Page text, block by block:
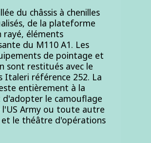
du châssis à chenilles
de la plateforme
éléments
du M110 A1. Les
de pointage et
sont restitués avec le
Italeri référence 252. La
entièrement à la
le camouflage
Army ou toute autre
le théâtre d'opérations